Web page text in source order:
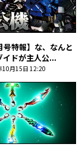
号特報】な、なんと
イドが主人公...
10月15日 12:20